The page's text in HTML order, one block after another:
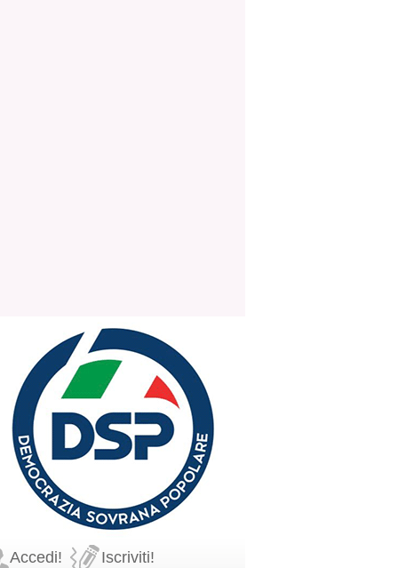
Accedi! Iscriviti!